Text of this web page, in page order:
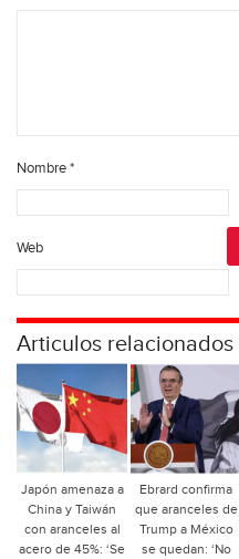
Nombre*
Web
Articulos relacionados
Japón amenaza a
China y Taiwán
con aranceles al
acero de 45%: ‘Se
Ebrard confirma
que aranceles de
Trump a México
se quedan: ‘No